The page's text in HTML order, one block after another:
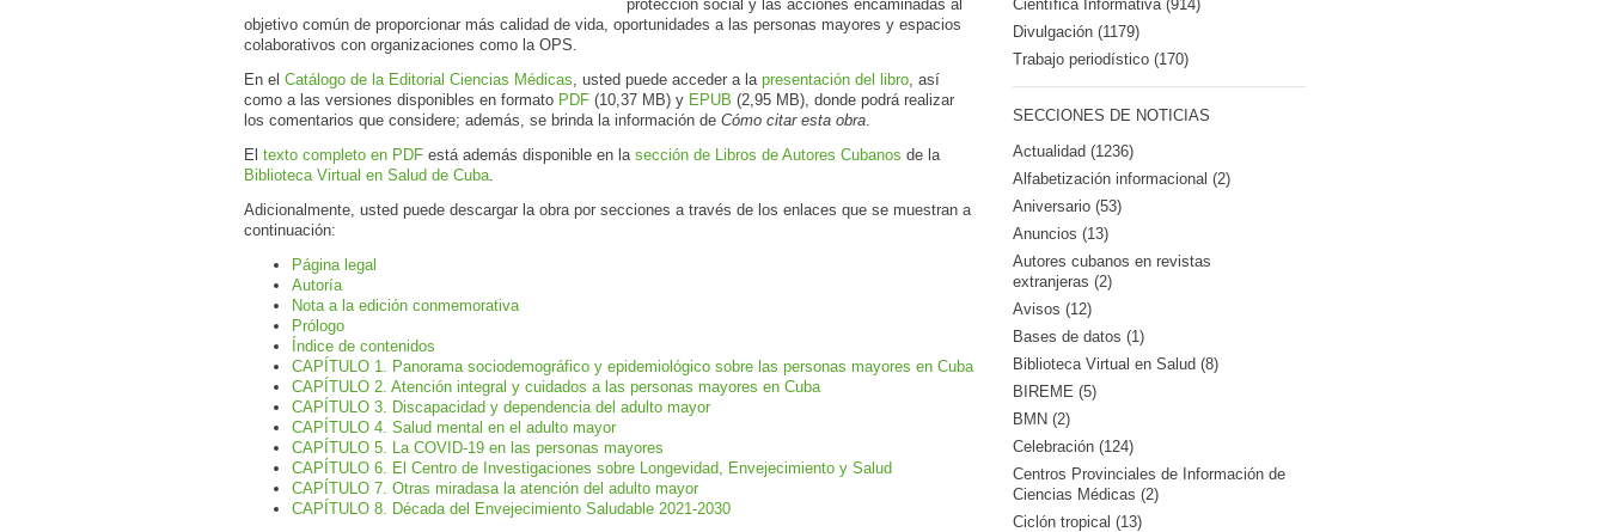
protección social y las acciones encaminadas al
objetivo común de proporcionar más calidad de vida, oportunidades a las personas mayores y espacios
colaborativos con organizaciones como la OPS.
En el Catálogo de la Editorial Ciencias Médicas, usted puede acceder a la presentación del libro, así
como a las versiones disponibles en formato PDF (10,37 MB) y EPUB (2,95 MB), donde podrá realizar
los comentarios que considere; además, se brinda la información de Cómo citar esta obra.
El texto completo en PDF está además disponible en la sección de Libros de Autores Cubanos de la
Biblioteca Virtual en Salud de Cuba.
Adicionalmente, usted puede descargar la obra por secciones a través de los enlaces que se muestran a
continuación:
Página legal
Autoría
Nota a la edición conmemorativa
Prólogo
Índice de contenidos
CAPÍTULO 1. Panorama sociodemográfico y epidemiológico sobre las personas mayores en Cuba
CAPÍTULO 2. Atención integral y cuidados a las personas mayores en Cuba
CAPÍTULO 3. Discapacidad y dependencia del adulto mayor
CAPÍTULO 4. Salud mental en el adulto mayor
CAPÍTULO 5. La COVID-19 en las personas mayores
CAPÍTULO 6. El Centro de Investigaciones sobre Longevidad, Envejecimiento y Salud
CAPÍTULO 7. Otras miradasa la atención del adulto mayor
CAPÍTULO 8. Década del Envejecimiento Saludable 2021-2030
Científica Informativa (914)
Divulgación (1179)
Trabajo periodístico (170)
SECCIONES DE NOTICIAS
Actualidad (1236)
Alfabetización informacional (2)
Aniversario (53)
Anuncios (13)
Autores cubanos en revistas
extranjeras (2)
Avisos (12)
Bases de datos (1)
Biblioteca Virtual en Salud (8)
BIREME (5)
BMN (2)
Celebración (124)
Centros Provinciales de Información de
Ciencias Médicas (2)
Ciclón tropical (13)